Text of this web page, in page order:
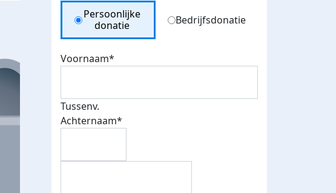
Donation Type
Persoonlijke
donatie
Bedrijfsdonatie
Voornaam*
Tussenv.
Achternaam*